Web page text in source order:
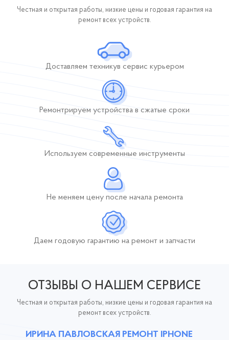
Честная и открытая работы, низкие цены и годовая гарантия на
ремонт всех устройств.
Доставляем техникув сервис курьером
Ремонтрируем устройства в сжатые сроки
Используем современные инструменты
Не меняем цену после начала ремонта
Даем годовую гарантию на ремонт и запчасти
ОТЗЫВЫ О НАШЕМ СЕРВИСЕ
Честная и открытая работы, низкие цены и годовая гарантия на
ремонт всех устройств.
ИРИНА ПАВЛОВСКАЯ РЕМОНТ IPHONE